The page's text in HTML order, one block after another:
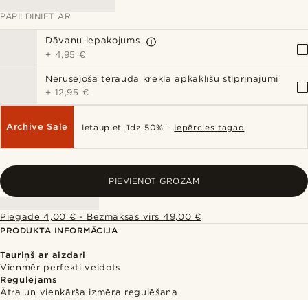
PAPILDINIET AR
Dāvanu iepakojums
+ 4,95 €
Nerūsējošā tērauda krekla apkaklīšu stiprinājumi
+ 12,95 €
Archive Sale Ietaupiet līdz 50% - Iepērcies tagad
PIEVIENOT GROZAM
Piegāde 4,00 € - Bezmaksas virs 49,00 €
PRODUKTA INFORMĀCIJA
Tauriņš ar aizdari
Vienmēr perfekti veidots
Regulējams
Ātra un vienkārša izmēra regulēšana